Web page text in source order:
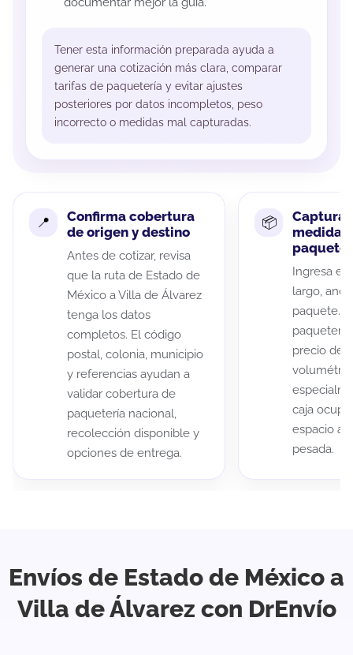
Tener esta información preparada ayuda a
generar una cotización más clara, comparar
tarifas de paquetería y evitar ajustes
posteriores por datos incompletos, peso
incorrecto o medidas mal capturadas.
Confirma cobertura
de origen y destino
Antes de cotizar, revisa
que la ruta de Estado de
México a Villa de Álvarez
tenga los datos
completos. El código
postal, colonia, municipio
y referencias ayudan a
validar cobertura de
paquetería nacional,
recolección disponible y
opciones de entrega.
Captura
medidas
paquete
Ingresa el
largo,
paquete.
precio de
caja
espacio
pesada.
Envíos de Estado de México a
Villa de Álvarez con DrEnvío